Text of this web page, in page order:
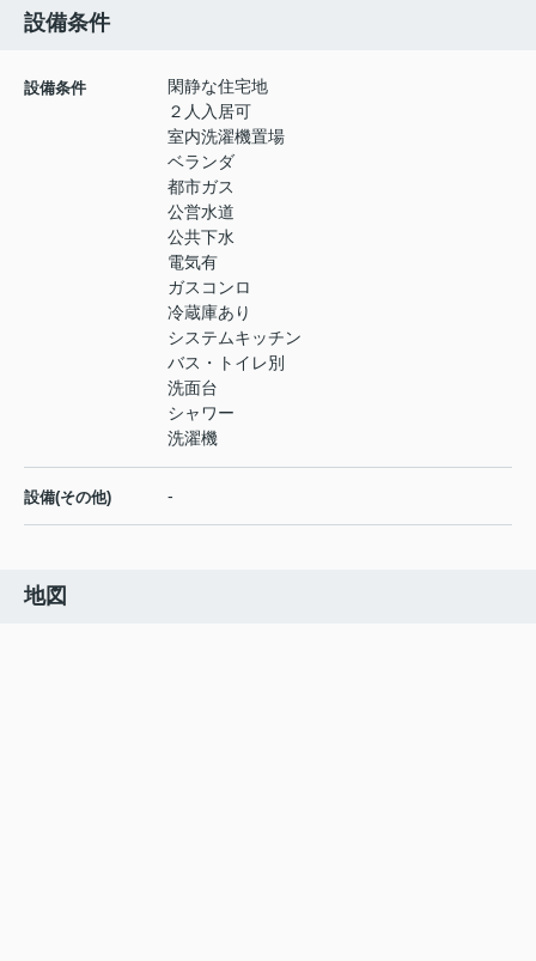
設備条件
設備条件
閑静な住宅地
２人入居可
室内洗濯機置場
ベランダ
都市ガス
公営水道
公共下水
電気有
ガスコンロ
冷蔵庫あり
システムキッチン
バス・トイレ別
洗面台
シャワー
洗濯機
設備(その他) -
地図